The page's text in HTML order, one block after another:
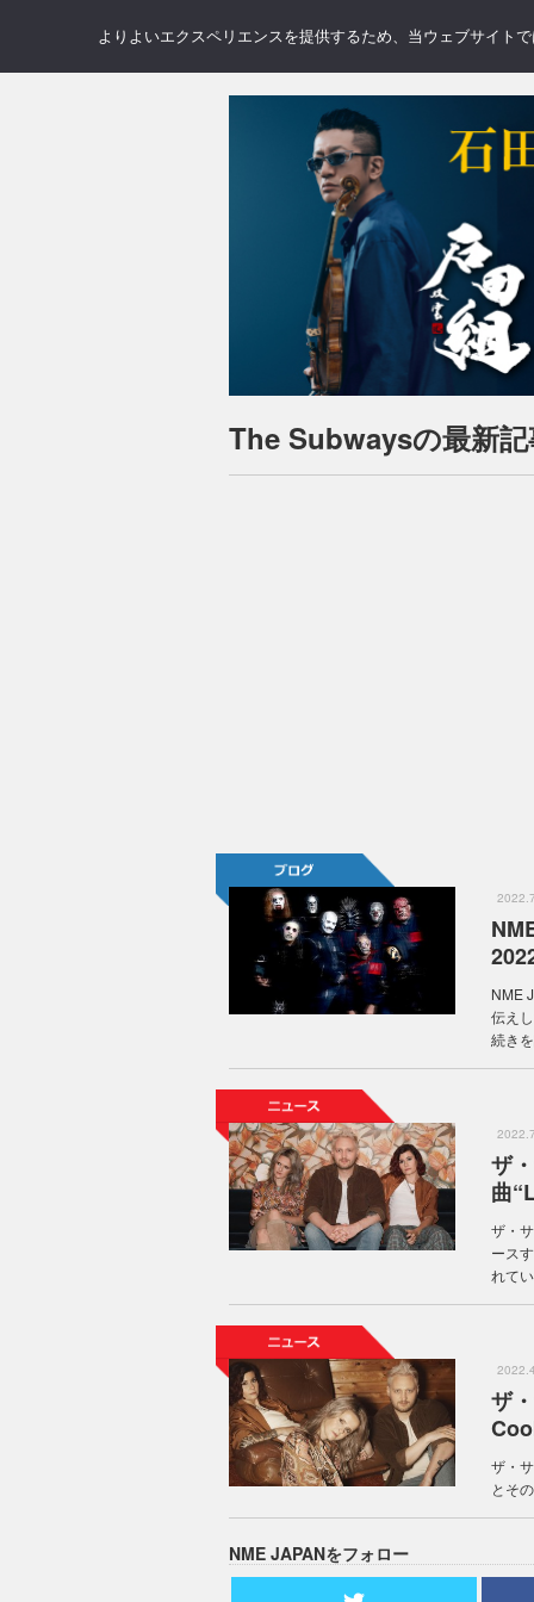
NEWS REVIEWS
The Subwaysの最新
NME
伝え
続き
ザ
曲
ザ・
ース
れて
ザ
ザ・
とそ
NME JAPANをフォロー
よりよいエクスペリエンスを提供するため、当ウェブサイト